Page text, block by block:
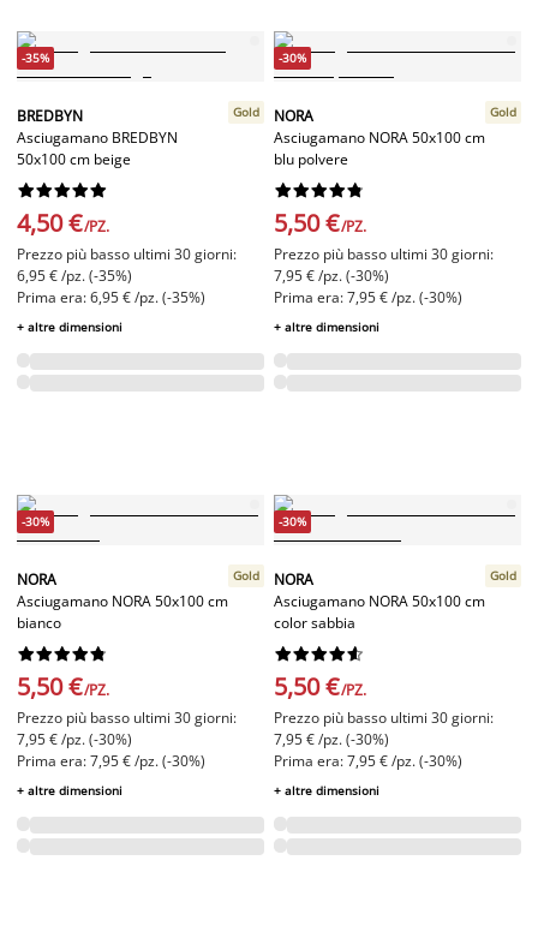
-35%
BREDBYN
Asciugamano BREDBYN
50x100 cm beige
Gold






4,50 €/PZ.
Prezzo più basso ultimi 30 giorni:
6,95 € /pz. (-35%)
Prima era: 6,95 € /pz. (-35%)
+ altre dimensioni
-30%
NORA
Asciugamano NORA 50x100 cm
blu polvere
Gold






5,50 €/PZ.
Prezzo più basso ultimi 30 giorni:
7,95 € /pz. (-30%)
Prima era: 7,95 € /pz. (-30%)
+ altre dimensioni
-30%
NORA
Asciugamano NORA 50x100 cm
bianco
Gold






5,50 €/PZ.
Prezzo più basso ultimi 30 giorni:
7,95 € /pz. (-30%)
Prima era: 7,95 € /pz. (-30%)
+ altre dimensioni
-30%
NORA
Asciugamano NORA 50x100 cm
color sabbia
Gold






5,50 €/PZ.
Prezzo più basso ultimi 30 giorni:
7,95 € /pz. (-30%)
Prima era: 7,95 € /pz. (-30%)
+ altre dimensioni